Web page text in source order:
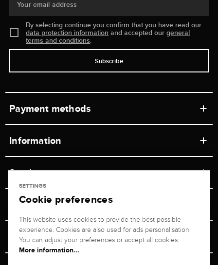
Your email address
By selecting continue you confirm that you have read our
data protection information and accepted ourgeneral
terms and conditions.
Subscribe
Payment methods
Information
Retail store
Shipping & Payment
Advisor
Service
Contact
Unsubscribe from newsletter
Returns service
Jeweler Brogle
About us
Company
Personal adviser
SETTINGS
Cookie preferences
This website uses cookies to provide the best possible
experience. Cookies are also used for ads personalisation.
You can adjust your preferences or accept all cookies.
More information...